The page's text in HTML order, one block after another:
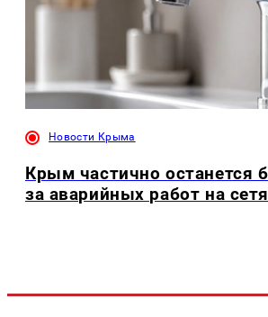
Новости Крыма
Крым частично останется
за аварийных работ на